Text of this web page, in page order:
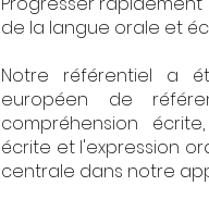
de la langue orale et
Notre référentiel a
européen de
compréhension
écrite et l'expression
centrale dans notre